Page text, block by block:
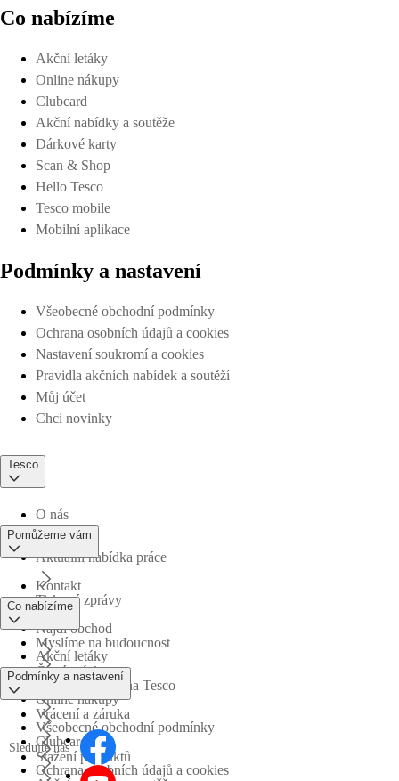
Co nabízíme
Akční letáky
Online nákupy
Clubcard
Akční nabídky a soutěže
Dárkové karty
Scan & Shop
Hello Tesco
Tesco mobile
Mobilní aplikace
Podmínky a nastavení
Všeobecné obchodní podmínky
Ochrana osobních údajů a cookies
Nastavení soukromí a cookies
Pravidla akčních nabídek a soutěží
Můj účet
Chci novinky
Tesco
O nás
Aktuální nabídka práce
Tiskové zprávy
Myslíme na budoucnost
Obchodní skupina Tesco
Pomůžeme vám
Kontakt
Najdi obchod
Časté otázky
Vrácení a záruka
Stažení produktů
Co nabízíme
Akční letáky
Online nákupy
Clubcard
Podmínky a nastavení
Všeobecné obchodní podmínky
Ochrana osobních údajů a cookies
Sledujte nás